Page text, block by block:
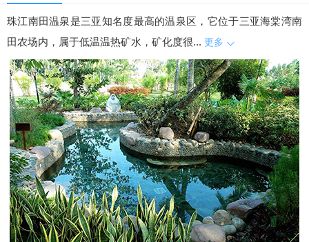
珠江南田温泉是三亚知名度最高的温泉区，它位于三亚海棠湾南
田农场内，属于低温温热矿水，矿化度很... 更多